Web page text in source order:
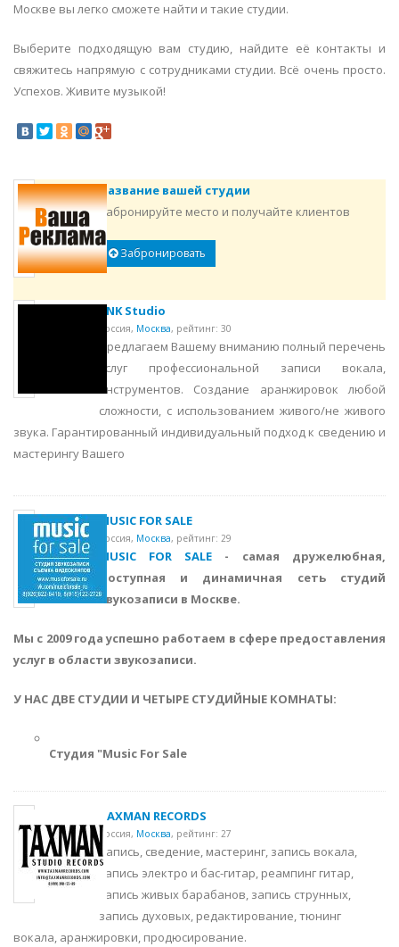
Москве вы легко сможете найти и такие студии.
Выберите подходящую вам студию, найдите её контакты и
свяжитесь напрямую с сотрудниками студии. Всё очень просто.
Успехов. Живите музыкой!
Название вашей студии
Забронируйте место и получайте клиентов
Забронировать
PNK Studio
Россия, Москва, рейтинг: 30
Предлагаем Вашему вниманию полный перечень
услуг профессиональной записи вокала,
инструментов. Создание аранжировок любой
сложности, с использованием живого/не живого
звука. Гарантированный индивидуальный подход к сведению и
мастерингу Вашего
MUSIC FOR SALE
Россия, Москва, рейтинг: 29
MUSIC FOR SALE - самая дружелюбная,
доступная и динамичная сеть студий
звукозаписи в Москве.
Мы с 2009 года успешно работаем в сфере предоставления
услуг в области звукозаписи.
У НАС ДВЕ СТУДИИ И ЧЕТЫРЕ СТУДИЙНЫЕ КОМНАТЫ:
Студия "Music For Sale
TAXMAN RECORDS
Россия, Москва, рейтинг: 27
Запись, сведение, мастеринг, запись вокала,
запись электро и бас-гитар, реампинг гитар,
запись живых барабанов, запись струнных,
запись духовых, редактирование, тюнинг
вокала, аранжировки, продюсирование.